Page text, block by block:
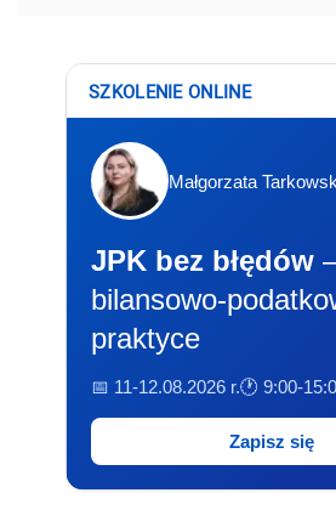
SZKOLENIE ONLINE
Małgorzata
JPK bez błędów
bilansowo-
praktyce
📅 11-12.08.2026 r.🕐 9:00-
Zapisz się